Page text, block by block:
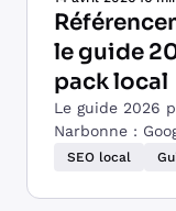
le guide
pack local
Le guide 2026
Narbonne :
concurrence
SEO local